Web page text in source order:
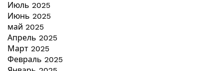
Июль 2025
Июнь 2025
май 2025
Апрель 2025
Март 2025
Февраль 2025